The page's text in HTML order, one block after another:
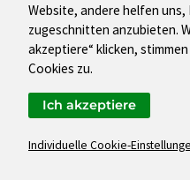
Website, andere helfen uns,
zugeschnitten anzubieten.
akzeptiere“ klicken,
Cookies zu.
Individuelle Cookie-
Ich akzeptiere